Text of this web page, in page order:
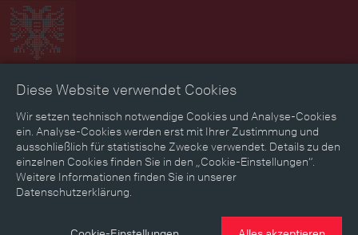
Zeitbild Zeitreise Landkarte Erinnerungen
Mediathek Textmodus
Themen Zeiträume Aspekte
Diese Website verwendet Cookies
Wir setzen technisch notwendige Cookies und Analyse-Cookies
ein. Analyse-Cookies werden erst mit Ihrer Zustimmung und
ausschließlich für statistische Zwecke verwendet. Details zu den
einzelnen Cookies finden Sie in den „Cookie-Einstellungen“.
Weitere Informationen finden Sie in unserer
Datenschutzerklärung.